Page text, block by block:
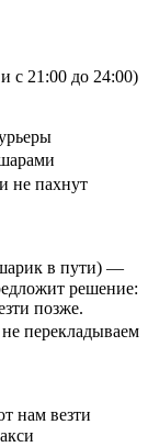
с 21:00 до 24:00)
не пахнут
в пути) —
решение:
позже.
не перекладываем
нам везти